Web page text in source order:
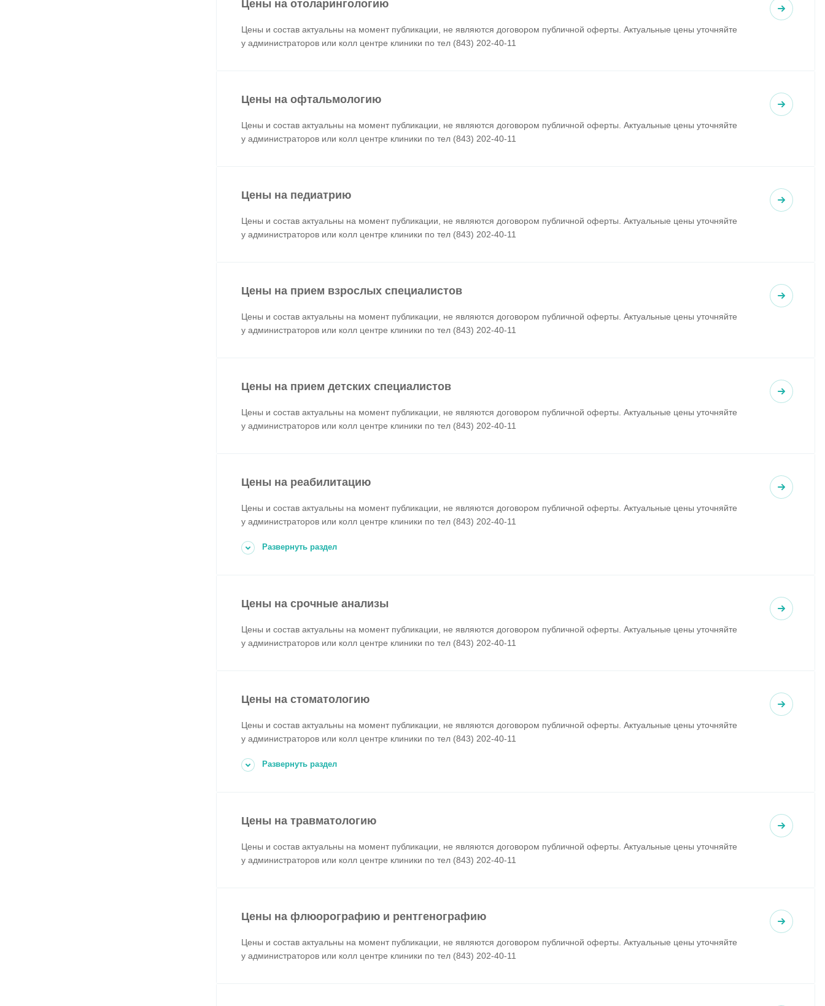
Цены на отоларингологию
Цены и состав актуальны на момент публикации, не являются договором публичной оферты. Актуальные цены уточняйте
у администраторов или колл центре клиники по тел (843) 202-40-11
Цены на офтальмологию
Цены и состав актуальны на момент публикации, не являются договором публичной оферты. Актуальные цены уточняйте
у администраторов или колл центре клиники по тел (843) 202-40-11
Цены на педиатрию
Цены и состав актуальны на момент публикации, не являются договором публичной оферты. Актуальные цены уточняйте
у администраторов или колл центре клиники по тел (843) 202-40-11
Цены на прием взрослых специалистов
Цены и состав актуальны на момент публикации, не являются договором публичной оферты. Актуальные цены уточняйте
у администраторов или колл центре клиники по тел (843) 202-40-11
Цены на прием детских специалистов
Цены и состав актуальны на момент публикации, не являются договором публичной оферты. Актуальные цены уточняйте
у администраторов или колл центре клиники по тел (843) 202-40-11
Цены на реабилитацию
Цены и состав актуальны на момент публикации, не являются договором публичной оферты. Актуальные цены уточняйте
у администраторов или колл центре клиники по тел (843) 202-40-11
Развернуть раздел
Цены на срочные анализы
Цены и состав актуальны на момент публикации, не являются договором публичной оферты. Актуальные цены уточняйте
у администраторов или колл центре клиники по тел (843) 202-40-11
Цены на стоматологию
Цены и состав актуальны на момент публикации, не являются договором публичной оферты. Актуальные цены уточняйте
у администраторов или колл центре клиники по тел (843) 202-40-11
Развернуть раздел
Цены на травматологию
Цены и состав актуальны на момент публикации, не являются договором публичной оферты. Актуальные цены уточняйте
у администраторов или колл центре клиники по тел (843) 202-40-11
Цены на флюорографию и рентгенографию
Цены и состав актуальны на момент публикации, не являются договором публичной оферты. Актуальные цены уточняйте
у администраторов или колл центре клиники по тел (843) 202-40-11